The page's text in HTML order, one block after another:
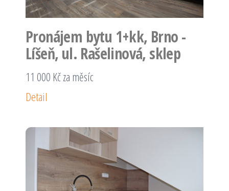
Pronájem bytu 1+kk, Brno -
Líšeň, ul. Rašelinová, sklep
11 000 Kč za měsíc
Detail